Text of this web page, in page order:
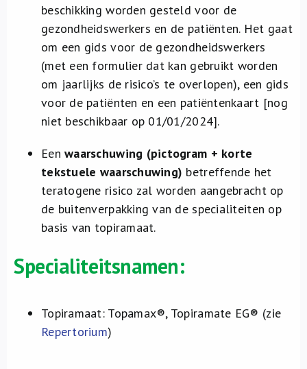
beschikking worden gesteld voor de
gezondheidswerkers en de patiënten. Het gaat
om een gids voor de gezondheidswerkers
(met een formulier dat kan gebruikt worden
om jaarlijks de risico’s te overlopen), een gids
voor de patiënten en een patiëntenkaart [nog
niet beschikbaar op 01/01/2024].
Eenwaarschuwing (pictogram + korte
tekstuele waarschuwing) betreffende het
teratogene risico zal worden aangebracht op
de buitenverpakking van de specialiteiten op
basis van topiramaat.
Specialiteitsnamen:
Topiramaat: Topamax®, Topiramate EG® (zie
Repertorium)